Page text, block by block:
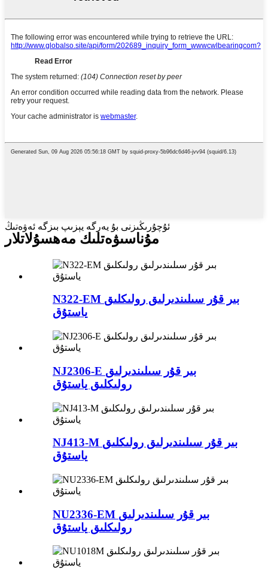
ئۇچۇرىڭىزنى بۇ يەرگە يېزىپ بىزگە ئەۋەتىڭ
مۇناسىۋەتلىك مەھسۇلاتلار
N322-EM بىر قۇر سىلىندىرلىق رولىكلىق
ياستۇق
NJ2306-E بىر قۇر سىلىندىرلىق
رولىكلىق ياستۇق
NJ413-M بىر قۇر سىلىندىرلىق رولىكلىق
ياستۇق
NU2336-EM بىر قۇر سىلىندىرلىق
رولىكلىق ياستۇق